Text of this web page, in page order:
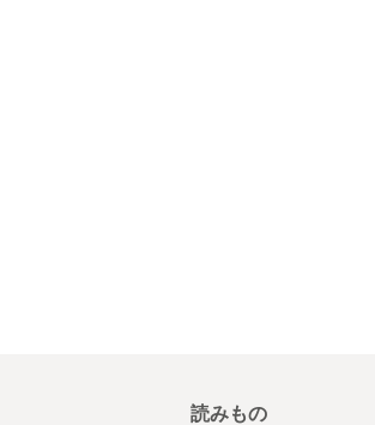
読みもの